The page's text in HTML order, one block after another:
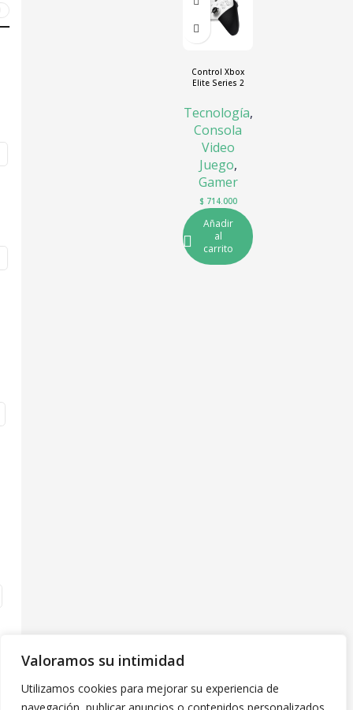
Valoramos su intimidad
Utilizamos cookies para mejorar su experiencia de
Control Xbox
Elite Series 2
Tecnología,
Consola
Video
Juego,
Gamer
$714.000
Añadir
al
carrito